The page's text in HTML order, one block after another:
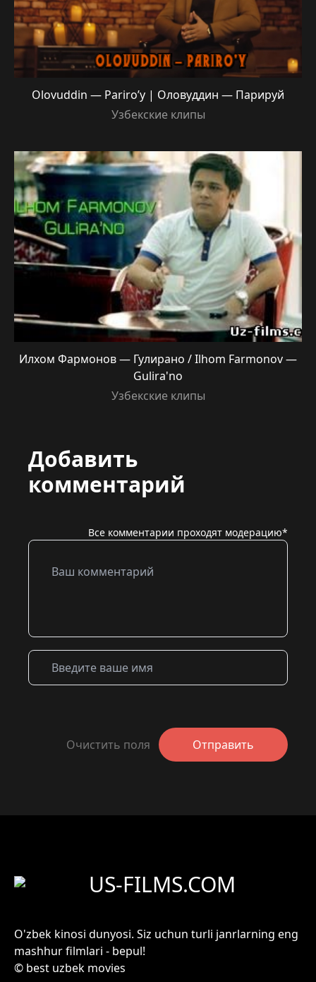
Olovuddin — Pariro’y | Оловуддин — Парируй
Узбекские клипы
Илхом Фармонов — Гулирано / Ilhom Farmonov —
Gulira'no
Узбекские клипы
Добавить
комментарий
Все комментарии проходят модерацию*
Очистить поля Отправить
US-FILMS.COM
O'zbek kinosi dunyosi. Siz uchun turli janrlarning eng
mashhur filmlari - bepul!
© best uzbek movies